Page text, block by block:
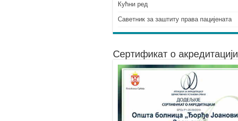
Кућни ред
Саветник за заштиту права пацијената
Сертификат о акредитацији